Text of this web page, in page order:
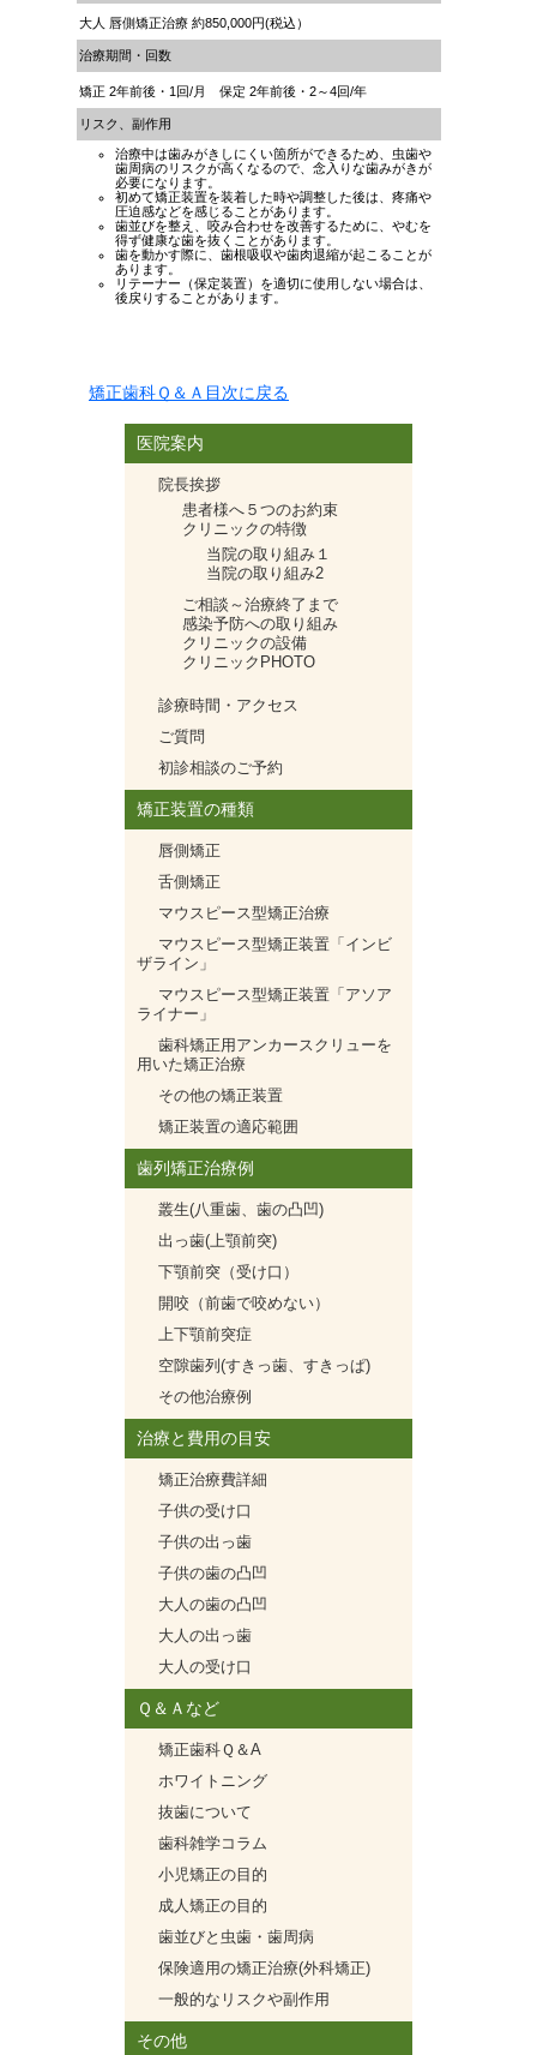
大人 唇側矯正治療 約850,000円(税込）
治療期間・回数
矯正 2年前後・1回/月 保定 2年前後・2～4回/年
リスク、副作用
治療中は歯みがきしにくい箇所ができるため、虫歯や
歯周病のリスクが高くなるので、念入りな歯みがきが
必要になります。
初めて矯正装置を装着した時や調整した後は、疼痛や
圧迫感などを感じることがあります。
歯並びを整え、咬み合わせを改善するために、やむを
得ず健康な歯を抜くことがあります。
歯を動かす際に、歯根吸収や歯肉退縮が起こることが
あります。
リテーナー（保定装置）を適切に使用しない場合は、
後戻りすることがあります。
矯正歯科Ｑ＆Ａ目次に戻る
医院案内
院長挨拶
患者様へ５つのお約束
クリニックの特徴
当院の取り組み１
当院の取り組み2
ご相談～治療終了まで
感染予防への取り組み
クリニックの設備
クリニックPHOTO
診療時間・アクセス
ご質問
初診相談のご予約
矯正装置の種類
唇側矯正
舌側矯正
マウスピース型矯正治療
マウスピース型矯正装置「インビ
ザライン」
マウスピース型矯正装置「アソア
ライナー」
歯科矯正用アンカースクリューを
用いた矯正治療
その他の矯正装置
矯正装置の適応範囲
歯列矯正治療例
叢生(八重歯、歯の凸凹)
出っ歯(上顎前突)
下顎前突（受け口）
開咬（前歯で咬めない）
上下顎前突症
空隙歯列(すきっ歯、すきっぱ)
その他治療例
治療と費用の目安
矯正治療費詳細
子供の受け口
子供の出っ歯
子供の歯の凸凹
大人の歯の凸凹
大人の出っ歯
大人の受け口
Ｑ＆Ａなど
矯正歯科Ｑ＆A
ホワイトニング
抜歯について
歯科雑学コラム
小児矯正の目的
成人矯正の目的
歯並びと虫歯・歯周病
保険適用の矯正治療(外科矯正)
一般的なリスクや副作用
その他